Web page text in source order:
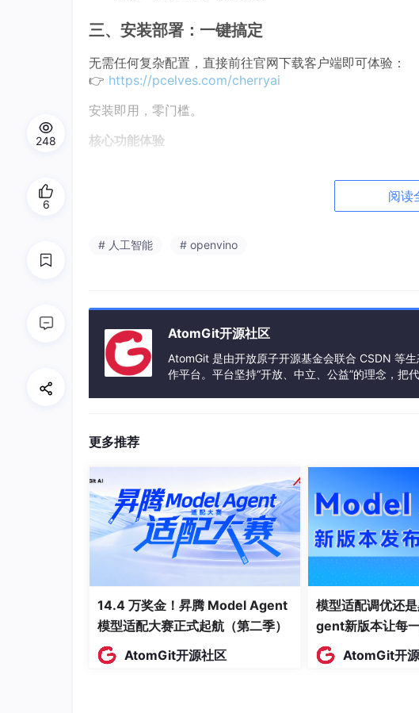
三、安装部署：一键搞定
无需任何复杂配置，直接前往官网下载客户端即可体验：
👉 https://pcelves.com/cherryai
安装即用，零门槛。
核心功能体验
直接说出你想做的事，比如：“隐藏桌面图标” / “显示桌面图
自定义指令：
支持设置自定义语音触发语，关联程序或脚本路径。在设
樱桃不只是语音控制工具，更是一个
它能完成自然语言理解、任务拆解、智能路由、工具调用
的执行闭环。
通过路由机制，樱桃可以快速精准地判断任务类型：
简单高频的系统任务（如调音量、隐藏图标）交给本
（如系统异常诊断）交给云端大模型。
端云协同处理各种 Agent 任务，再通过 Agent Harness
灵活编排业务工作流，实现定时任务自动化提醒。
真实案例：蓝屏异常诊断
阅读
# 人工智能 # openvino
AtomGit开源社区
AtomGit 是由开放原子开源基金会联合 CSDN 等
作平台。平台坚持“开放、中立、公益”的理念，把
更多推荐
14.4 万奖金！昇腾 Model Agent
模型适配大赛正式起航（第二季）
AtomGit开源社区
模型适配调优还
gent新版本让每
AtomGit开
248
6